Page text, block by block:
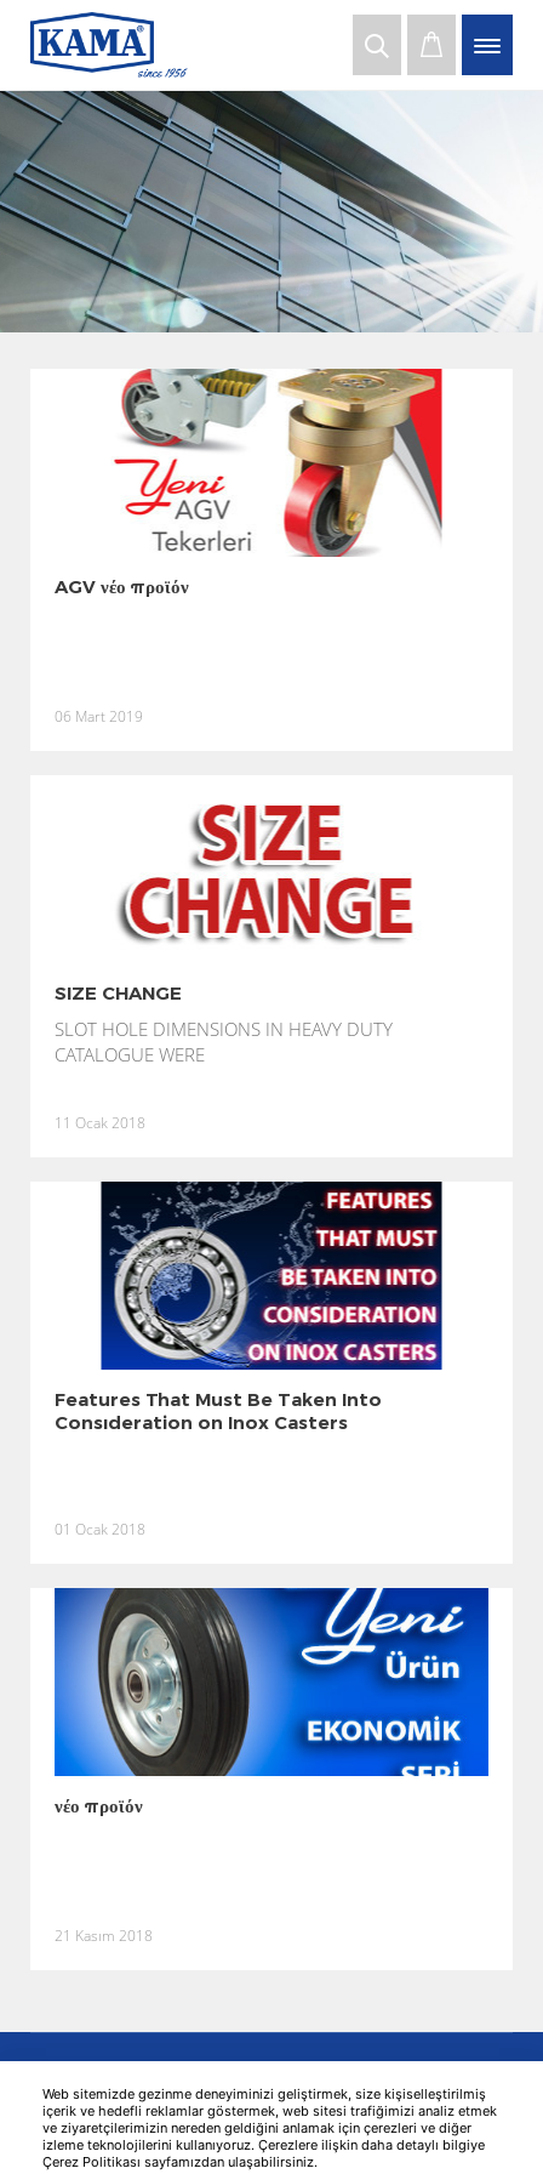
Web sitemizde gezinme deneyiminizi geliştirmek, size kişiselleştirilmiş
içerik ve hedefli reklamlar göstermek, web sitesi trafiğimizi analiz etmek
ve ziyaretçilerimizin nereden geldiğini anlamak için çerezleri ve diğer
izleme teknolojilerini kullanıyoruz. Çerezlere ilişkin daha detaylı bilgiye
Çerez Politikası sayfamızdan ulaşabilirsiniz.
AGV νέο προϊόν
06 Mart 2019
SIZE CHANGE
SLOT HOLE DIMENSIONS IN HEAVY DUTY
CATALOGUE WERE
11 Ocak 2018
Features That Must Be Taken Into
Consıderation on Inox Casters
01 Ocak 2018
νέο προϊόν
21 Kasım 2018